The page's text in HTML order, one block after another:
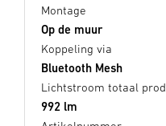
Montage
Op de muur
Koppeling via
Bluetooth Mesh
Lichtstroom totaal
992 lm